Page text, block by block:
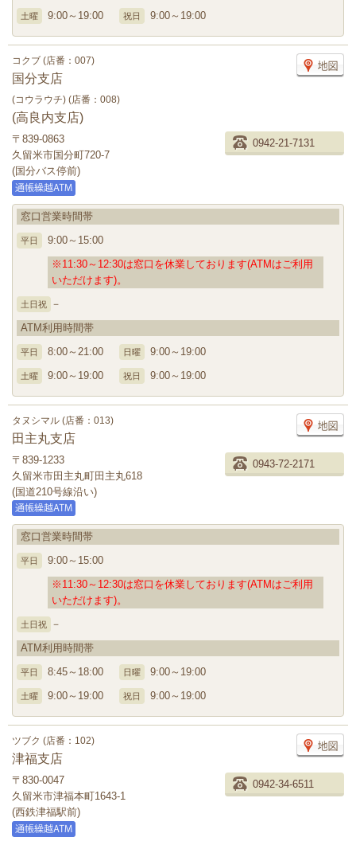
土曜 9:00～19:00 祝日 9:00～19:00
コクブ (店番：007)
国分支店
(コウラウチ) (店番：008)
(高良内支店)
0942-21-7131
〒839-0863
久留米市国分町720-7
(国分バス停前)
窓口営業時間帯
平日
9:00～15:00
※11:30～12:30は窓口を休業しております(ATMはご利用
いただけます)。
土日祝
－
ATM利用時間帯
平日 8:00～21:00
土曜 9:00～19:00
日曜 9:00～19:00
祝日 9:00～19:00
タヌシマル (店番：013)
田主丸支店
0943-72-2171
〒839-1233
久留米市田主丸町田主丸618
(国道210号線沿い)
窓口営業時間帯
平日
9:00～15:00
※11:30～12:30は窓口を休業しております(ATMはご利用
いただけます)。
土日祝
－
ATM利用時間帯
平日 8:45～18:00
土曜 9:00～19:00
日曜 9:00～19:00
祝日 9:00～19:00
ツブク (店番：102)
津福支店
0942-34-6511
〒830-0047
久留米市津福本町1643-1
(西鉄津福駅前)